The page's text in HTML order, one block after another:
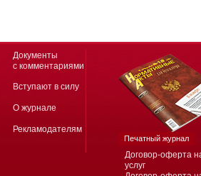
Договор-оферта
услуг
Документы
с комментариями
Вступают в силу
О журнале
Рекламодателям
Печатный журнал